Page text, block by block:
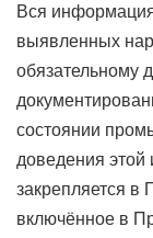
Вся
выявленных
обязательному
состоянии
доведения
закрепляется
включённое в